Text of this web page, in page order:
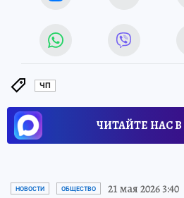
ЧП
ЧИТАЙТЕ НАС
НОВОСТИ ОБЩЕСТВО 21 мая 2026 3:40